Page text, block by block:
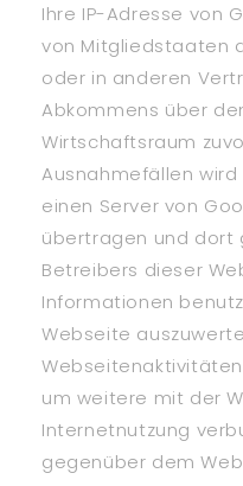
Ihre IP-Adresse von
von Mitgliedstaaten
oder in anderen
Abkommens über
Wirtschaftsraum
Ausnahmefällen
einen Server von
übertragen und dort
Betreibers dieser
Informationen
Webseite
um weitere mit der
Internetnutzung
gegenüber dem